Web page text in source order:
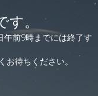
。
前9時までには終了す
待ちください。